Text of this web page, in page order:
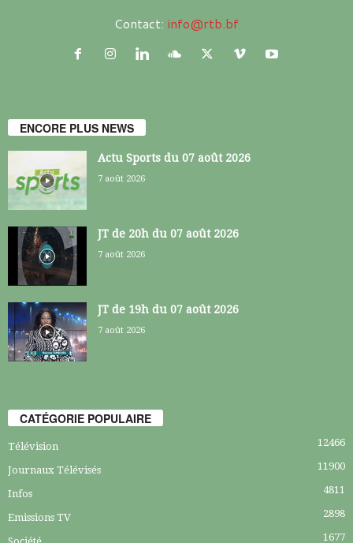
Contact: info@rtb.bf
ENCORE PLUS NEWS
Actu Sports du 07 août 2026
7 août 2026
JT de 20h du 07 août 2026
7 août 2026
JT de 19h du 07 août 2026
7 août 2026
CATÉGORIE POPULAIRE
Télévision 12466
Journaux Télévisés 11900
Infos 4811
Emissions TV 2898
1677